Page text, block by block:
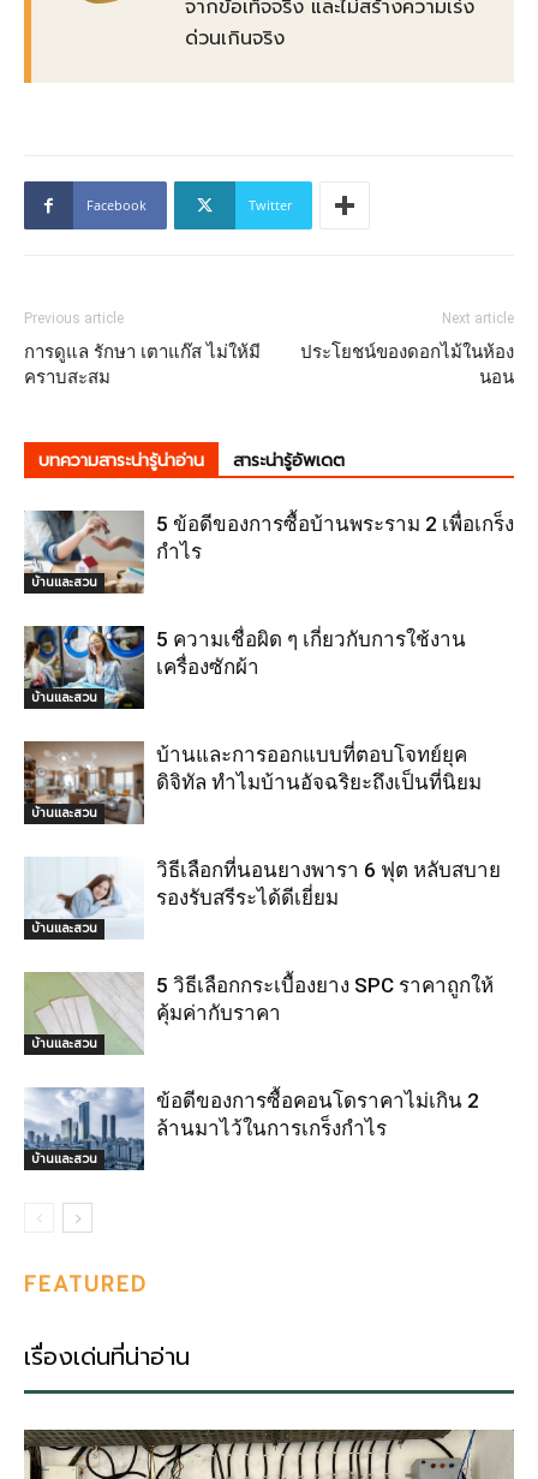
จากข้อเท็จจริง และไม่สร้างความเร่ง
ด่วนเกินจริง
Facebook Twitter
Previous article
การดูแล รักษา เตาแก๊ส ไม่ให้มี
คราบสะสม
Next article
ประโยชน์ของดอกไม้ในห้อง
นอน
บทความสาระน่ารู้น่าอ่าน สาระน่ารู้อัพเดต
บ้านและสวน
5 ข้อดีของการซื้อบ้านพระราม 2 เพื่อเกร็ง
กำไร
บ้านและสวน
5 ความเชื่อผิด ๆ เกี่ยวกับการใช้งาน
เครื่องซักผ้า
บ้านและสวน
บ้านและการออกแบบที่ตอบโจทย์ยุค
ดิจิทัล ทำไมบ้านอัจฉริยะถึงเป็นที่นิยม
บ้านและสวน
วิธีเลือกที่นอนยางพารา 6 ฟุต หลับสบาย
รองรับสรีระได้ดีเยี่ยม
บ้านและสวน
5 วิธีเลือกกระเบื้องยาง SPC ราคาถูกให้
คุ้มค่ากับราคา
บ้านและสวน
ข้อดีของการซื้อคอนโดราคาไม่เกิน 2
ล้านมาไว้ในการเกร็งกำไร
FEATURED
เรื่องเด่นที่น่าอ่าน